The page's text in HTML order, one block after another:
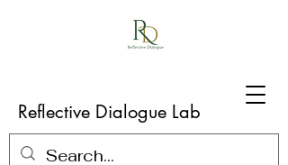
Reflective Dialogue Lab